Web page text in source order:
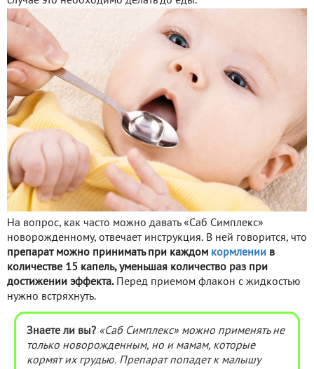
На вопрос, как часто можно давать «Саб Симплекс»
новорожденному, отвечает инструкция. В ней говорится, что
препарат можно принимать при каждом кормлении в
количестве 15 капель, уменьшая количество раз при
достижении эффекта.
Перед приемом флакон с жидкостью
нужно встряхнуть.
Знаете ли вы? «Саб Симплекс» можно применять не
только новорожденным, но и мамам, которые
кормят их грудью. Препарат попадет к малышу